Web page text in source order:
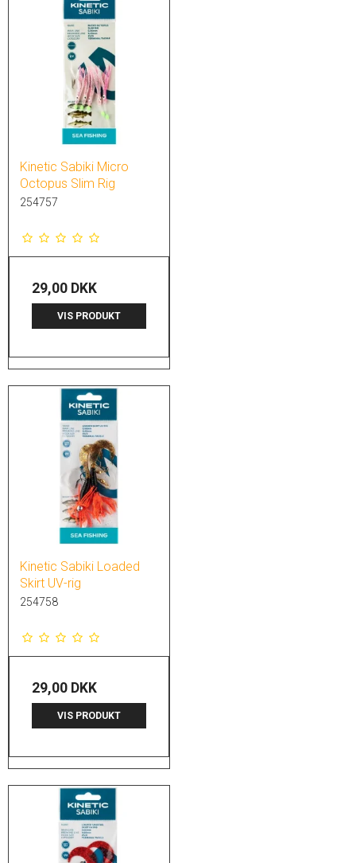
Kinetic Sabiki Micro
Octopus Slim Rig
254757
29,00 DKK
VIS PRODUKT
Kinetic Sabiki Loaded
Skirt UV-rig
254758
29,00 DKK
VIS PRODUKT